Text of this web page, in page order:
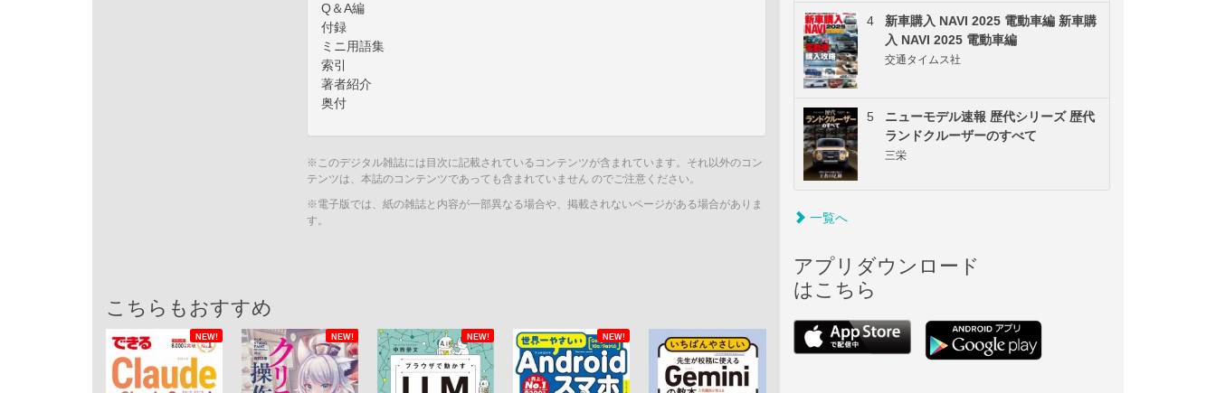
Q＆A編
付録
ミニ用語集
索引
著者紹介
奥付
※このデジタル雑誌には目次に記載されているコンテンツが含まれています。それ以外のコン
テンツは、本誌のコンテンツであっても含まれていません のでご注意ください。
※電子版では、紙の雑誌と内容が一部異なる場合や、掲載されないページがある場合がありま
す。
こちらもおすすめ
NEW! NEW! NEW! NEW!
4
新車購入 NAVI 2025 電動車編 新車購
入 NAVI 2025 電動車編
交通タイムス社
5
ニューモデル速報 歴代シリーズ 歴代
ランドクルーザーのすべて
三栄
一覧へ
アプリダウンロード
はこちら